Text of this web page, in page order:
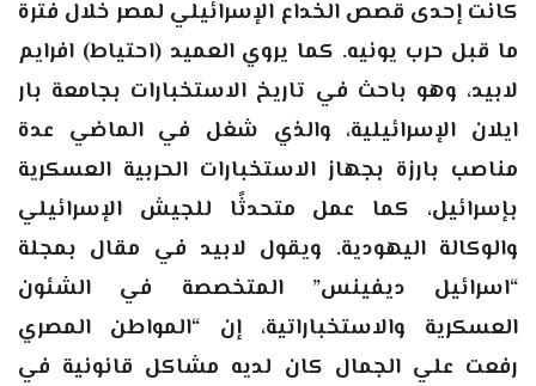
كانت إحدى قصص الخداع الإسرائيلي لمصر خلال فترة
ما قبل حرب يونيه. كما يروي العميد (احتياط) افرايم
لابيد، وهو باحث في تاريخ الاستخبارات بجامعة بار
ايلان الإسرائيلية، والذي شغل في الماضي عدة
مناصب بارزة بجهاز الاستخبارات الحربية العسكرية
بإسرائيل، كما عمل متحدثًا للجيش الإسرائيلي
والوكالة اليهودية. ويقول لابيد في مقال بمجلة
“اسرائيل ديفينس” المتخصصة في الشئون
العسكرية والاستخباراتية، إن “المواطن المصري
رفعت علي الجمال كان لديه مشاكل قانونية في